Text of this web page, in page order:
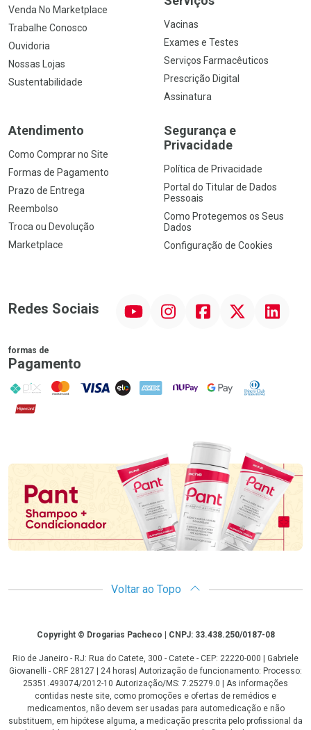
Venda No Marketplace
Trabalhe Conosco
Ouvidoria
Nossas Lojas
Sustentabilidade
Vacinas
Exames e Testes
Serviços Farmacêuticos
Prescrição Digital
Assinatura
Atendimento
Como Comprar no Site
Formas de Pagamento
Prazo de Entrega
Reembolso
Troca ou Devolução
Marketplace
Segurança e
Privacidade
Política de Privacidade
Portal do Titular de Dados
Pessoais
Como Protegemos os Seus
Dados
Configuração de Cookies
Redes Sociais InstagramFacebookTwitter Linkedin
formas de
Pagamento
PIX MasterCard
VISA ELO AMEX NuPay Google PayDiners Club
Hipercard
Promoção em Destaque
Voltar ao Topo
CopyrightCopyright © Drogarias Pacheco | CNPJ: 33.438.250/0187-08
Rio de Janeiro - RJ: Rua do Catete, 300 - Catete - CEP: 22220-000 | Gabriele
Giovanelli - CRF 28127 | 24 horas| Autorização de funcionamento: Processo:
25351.493074/2012-10 Autorização/MS: 7.25279.0 | As informações
contidas neste site, como promoções e ofertas de remédios e
medicamentos, não devem ser usadas para automedicação e não
substituem, em hipótese alguma, a medicação prescrita pelo profissional da